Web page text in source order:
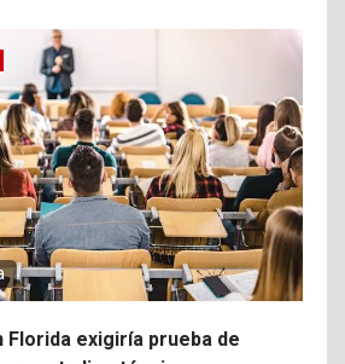
Florida exigiría prueba de